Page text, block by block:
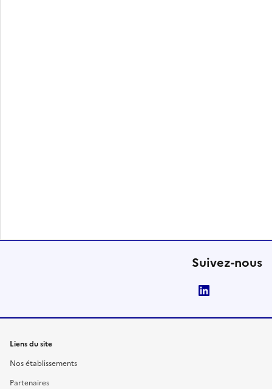
Suivez-nous
Liens du site
Nos établissements
Partenaires